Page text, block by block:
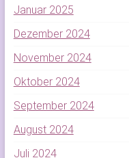
Januar 2025
Dezember 2024
November 2024
Oktober 2024
September 2024
August 2024
Juli 2024